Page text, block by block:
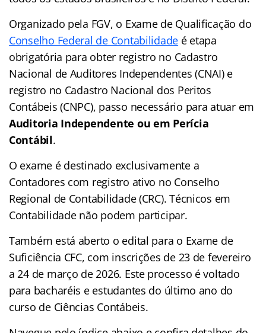
Organizado pela FGV, o Exame de Qualificação do
Conselho Federal de Contabilidade é etapa
obrigatória para obter registro no Cadastro
Nacional de Auditores Independentes (CNAI) e
registro no Cadastro Nacional dos Peritos
Contábeis (CNPC), passo necessário para atuar em
Auditoria Independente ou em Perícia
Contábil.
O exame é destinado exclusivamente a
Contadores com registro ativo no Conselho
Regional de Contabilidade (CRC). Técnicos em
Contabilidade não podem participar.
Também está aberto o edital para o Exame de
Suficiência CFC, com inscrições de 23 de fevereiro
a 24 de março de 2026. Este processo é voltado
para bacharéis e estudantes do último ano do
curso de Ciências Contábeis.